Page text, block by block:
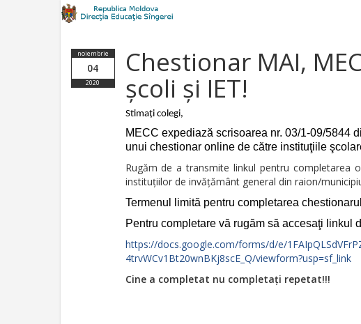
noiembrie
04
2020
Chestionar MAI,
şcoli şi IET!
Stimaţi colegi,
MECC expediază scrisoarea nr. 03/1-09/5844
unui chestionar online de către instituţiile
Rugăm de a transmite linkul pentru completarea
instituţiilor de invăţământ general din raion/
Termenul limită pentru completarea
Pentru completare vă rugăm să accesaţi linkul
https://docs.google.com/forms/d/e/
4trvWCv1Bt20wnBKj8scE_Q/viewform?usp=sf_link
Cine a completat nu completați repetat!!!